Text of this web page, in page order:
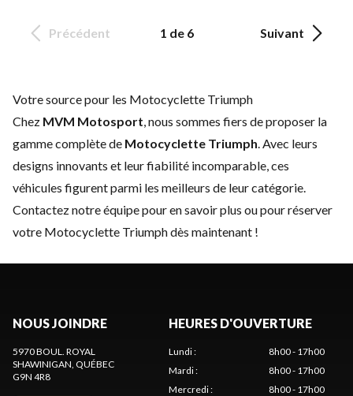
Précédent 1 de 6 Suivant
Votre source pour les Motocyclette Triumph
Chez MVM Motosport, nous sommes fiers de proposer la
gamme complète de Motocyclette Triumph. Avec leurs
designs innovants et leur fiabilité incomparable, ces
véhicules figurent parmi les meilleurs de leur catégorie.
Contactez notre équipepour en savoir plus ou pour réserver
votre Motocyclette Triumph dès maintenant !
NOUS JOINDRE
5970 BOUL. ROYAL
SHAWINIGAN, QUÉBEC
G9N 4R8
HEURES D'OUVERTURE
Lundi:
8h00 - 17h00
Mardi:
8h00 - 17h00
Mercredi:
8h00 - 17h00